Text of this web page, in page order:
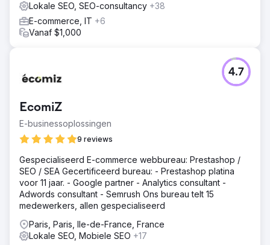
Lokale SEO, SEO-consultancy +38
E-commerce, IT +6
Vanaf $1,000
EcomiZ
E-businessoplossingen
9 reviews
4.7
Gespecialiseerd E-commerce webbureau: Prestashop /
SEO / SEA Gecertificeerd bureau: - Prestashop platina
voor 11 jaar. - Google partner - Analytics consultant -
Adwords consultant - Semrush Ons bureau telt 15
medewerkers, allen gespecialiseerd
Paris, Paris, Ile-de-France, France
Lokale SEO, Mobiele SEO +17